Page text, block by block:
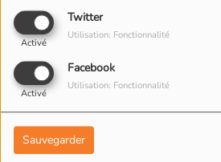
Twitter
Activé
Utilisation: Fonctionnalité
Facebook
Activé
Utilisation: Fonctionnalité
Sauvegarder
Montreuil :
Michmich et Mox
Montreuil :
de France
Boissière